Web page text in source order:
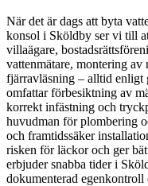
När det är dags att byta
konsol i Sköldby ser vi till
villaägare,
vattenmätare, montering
fjärravläsning – alltid enligt
omfattar förbesiktning av
korrekt infästning och
huvudman för plombering
och framtidssäker
risken för läckor och ger
erbjuder snabba tider i
dokumenterad egenkontroll